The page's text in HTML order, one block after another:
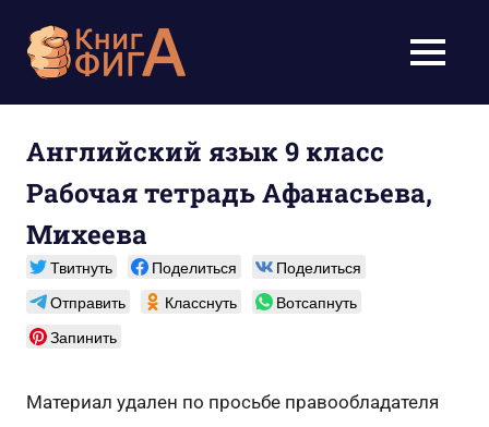
содержимому
для
школьников
1-
класс
онлайн,
МЕНЮ
Английский язык 9 класс
Рабочая тетрадь Афанасьева,
Михеева
Твитнуть Поделиться
Поделиться
Отправить
Класснуть
Вотсапнуть
Запинить
Материал удален по просьбе правообладателя